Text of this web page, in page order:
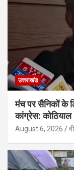
उत्तराखंड
मंच पर सैनिकों के
कांग्रेस: कोठियाल
August 6, 2026